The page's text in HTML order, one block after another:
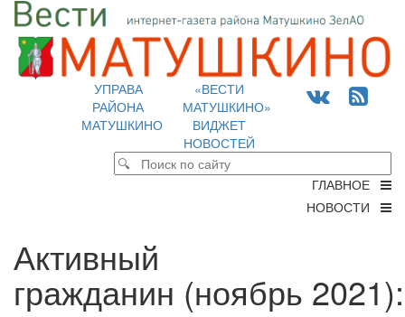
УПРАВА
РАЙОНА
МАТУШКИНО
«ВЕСТИ
МАТУШКИНО»
ВИДЖЕТ
НОВОСТЕЙ
ГЛАВНОЕ
НОВОСТИ
Активный
гражданин (ноябрь 2021):